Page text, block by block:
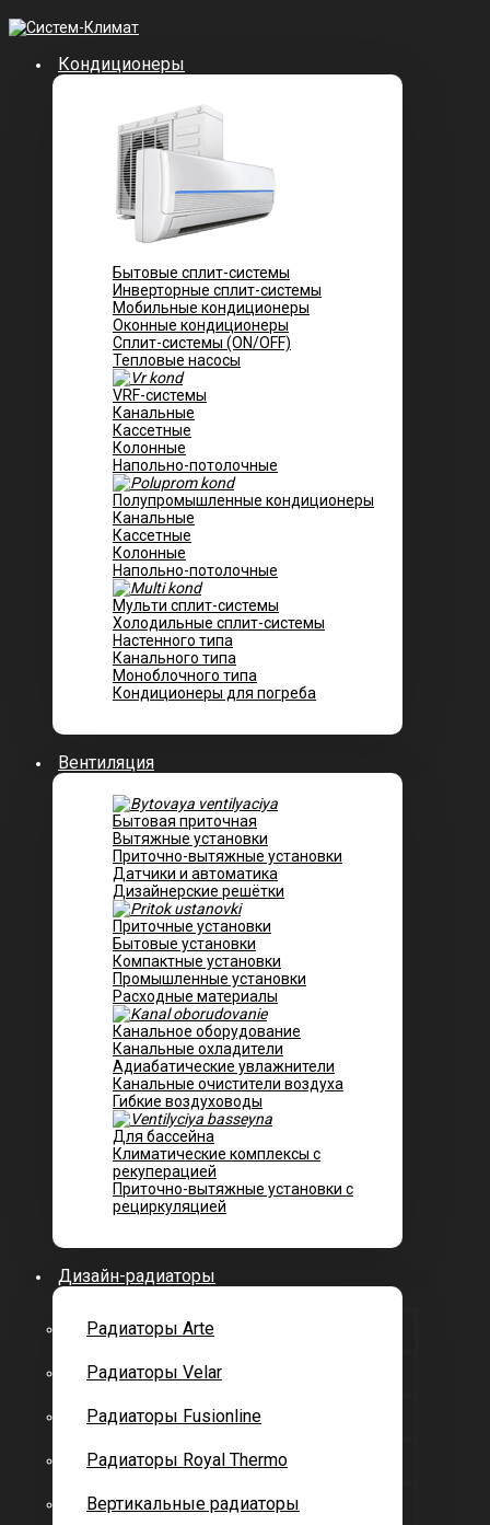
Кондиционеры
Бытовые сплит-системы
Инверторные сплит-системы
Мобильные кондиционеры
Оконные кондиционеры
Сплит-системы (ON/OFF)
Тепловые насосы
VRF-системы
Канальные
Касcетные
Колонные
Напольно-потолочные
Полупромышленные кондиционеры
Канальные
Кассетные
Колонные
Напольно-потолочные
Мульти сплит-системы
Холодильные сплит-системы
Настенного типа
Канального типа
Моноблочного типа
Кондиционеры для погреба
Вентиляция
Бытовая приточная
Вытяжные установки
Приточно-вытяжные установки
Датчики и автоматика
Дизайнерские решётки
Приточные установки
Бытовые установки
Компактные установки
Промышленные установки
Расходные материалы
Канальное оборудование
Канальные охладители
Адиабатические увлажнители
Канальные очистители воздуха
Гибкие воздуховоды
Для бассейна
Климатические комплексы с
рекуперацией
Приточно-вытяжные установки с
рециркуляцией
Дизайн-радиаторы
Радиаторы Arte
Радиаторы Velar
Радиаторы Fusionline
Радиаторы Royal Thermo
Вертикальные радиаторы